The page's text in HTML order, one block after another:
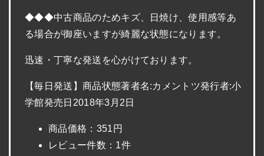
◆◆◆中古商品のためキズ、日焼け、使用感等あ
る場合が御座いますが綺麗な状態になります。
迅速・丁寧な発送を心がけております。
【毎日発送】商品状態著者名:カメントツ発行者:小
学館発売日2018年3月2日
商品価格：351円
レビュー件数：1件